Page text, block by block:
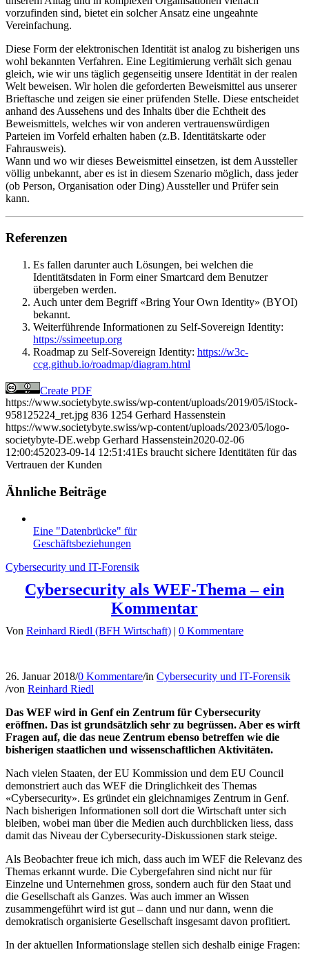
vorzufinden sind, bietet ein solcher Ansatz eine ungeahnte
Vereinfachung.
Diese Form der elektronischen Identität ist analog zu bisherigen uns
wohl bekannten Verfahren. Eine Legitimierung verhält sich genau
gleich, wie wir uns täglich gegenseitig unsere Identität in der realen
Welt beweisen. Wir holen die geforderten Beweismittel aus unserer
Brieftasche und zeigen sie einer prüfenden Stelle. Diese entscheidet
anhand des Aussehens und des Inhalts über die Echtheit des
Beweismittels, welches wir von anderen vertrauenswürdigen
Parteien im Vorfeld erhalten haben (z.B. Identitätskarte oder
Fahrausweis).
Wann und wo wir dieses Beweismittel einsetzen, ist dem Aussteller
völlig unbekannt, aber es ist in diesem Szenario möglich, dass jeder
(ob Person, Organisation oder Ding) Aussteller und Prüfer sein
kann.
Referenzen
Es fallen darunter auch Lösungen, bei welchen die
Identitätsdaten in Form einer Smartcard dem Benutzer
übergeben werden.
Auch unter dem Begriff «Bring Your Own Identity» (BYOI)
bekannt.
Weiterführende Informationen zu Self-Sovereign Identity:
https://ssimeetup.org
Roadmap zu Self-Sovereign Identity: https://w3c-
ccg.github.io/roadmap/diagram.html
Create PDF
https://www.societybyte.swiss/wp-content/uploads/2019/05/iStock-
958125224_ret.jpg 836 1254 Gerhard Hassenstein
https://www.societybyte.swiss/wp-content/uploads/2023/05/logo-
societybyte-DE.webp Gerhard Hassenstein2020-02-06
12:00:452023-09-14 12:51:41Es braucht sichere Identitäten für das
Vertrauen der Kunden
Ähnliche Beiträge
Eine "Datenbrücke" für
Geschäftsbeziehungen
Cybersecurity und IT-Forensik
Cybersecurity als WEF-Thema – ein
Kommentar
Von Reinhard Riedl (BFH Wirtschaft) | 0 Kommentare
26. Januar 2018/0 Kommentare/in Cybersecurity und IT-Forensik
/von Reinhard Riedl
Das WEF wird in Genf ein Zentrum für Cybersecurity
eröffnen. Das ist grundsätzlich sehr zu begrüssen. Aber es wirft
Fragen auf, die das neue Zentrum ebenso betreffen wie die
bisherigen staatlichen und wissenschaftlichen Aktivitäten.
Nach vielen Staaten, der EU Kommission und dem EU Council
demonstriert auch das WEF die Dringlichkeit des Themas
«Cybersecurity». Es gründet ein gleichnamiges Zentrum in Genf.
Nach bisherigen Informationen soll dort die Wirtschaft unter sich
bleiben, wobei man über die Medien auch durchblicken liess, dass
damit das Niveau der Cybersecurity-Diskussionen stark steige.
Als Beobachter freue ich mich, dass auch im WEF die Relevanz des
Themas erkannt wurde. Die Cybergefahren sind nicht nur für
Einzelne und Unternehmen gross, sondern auch für den Staat und
die Gesellschaft als Ganzes. Was auch immer an Wissen
zusammengeführt wird ist gut – dann und nur dann, wenn die
demokratisch organisierte Gesellschaft insgesamt davon profitiert.
In der aktuellen Informationslage stellen sich deshalb einige Fragen: